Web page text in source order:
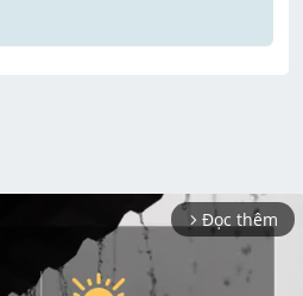
arrow_forward_ios Đọc thêm